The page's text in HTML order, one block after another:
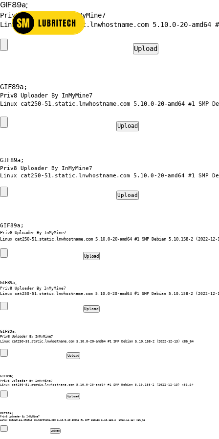
GIF89a;
Priv8 Uploader By InMyMine7
GIF89a;
Priv8 Uploader By InMyMine7
GIF89a;
Priv8 Uploader By InMyMine7
GIF89a;
Priv8 Uploader By InMyMine7
GIF89a;
Priv8 Uploader By InMyMine7
GIF89a;
Priv8 Uploader By InMyMine7
GIF89a;
Priv8 Uploader By InMyMine7
GIF89a;
Priv8 Uploader By InMyMine7